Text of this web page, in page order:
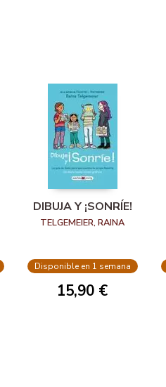
DIBUJA Y ¡SONRÍE!
TELGEMEIER, RAINA
Disponible en 1 semana
15,90 €